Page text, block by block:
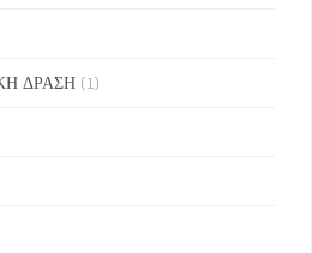
ΔΡΑΣΗ (1)